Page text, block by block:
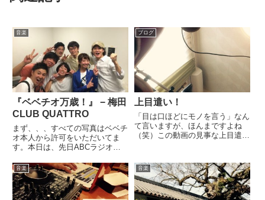
音楽
『ベベチオ万歳！』 − 梅田
CLUB QUATTRO
まず、、、すべての写真はベベチ
オ本人から許可をいただいてま
す。本日は、先日ABCラジオ
た、ベベチオのワンマンライブ！
『ベベチオ万歳！』 − 梅田CLUB
QUATTRO行ってきました！会場
は立ち見が出るほ...
ブログ
上目遣い！
「目は口ほどにモノを言う」なん
て言いますが、ほんまですよね
（笑）この動画の見事な上目遣
でしょ？（笑）そんなことも気に
しながら見てみてください♪一瞬
ですからね☆ねっ！？わかりまし
た？...
音楽 音楽